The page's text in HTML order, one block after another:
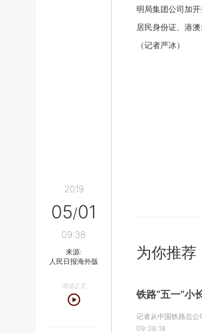
2019
05/01
09:38
来源:
人民日报海外版
阅读正文
明局集团公司加
居民身份证、港
（记者严冰）
为你推荐
铁路“五一”小
记者从中国铁路总公
09:38:18